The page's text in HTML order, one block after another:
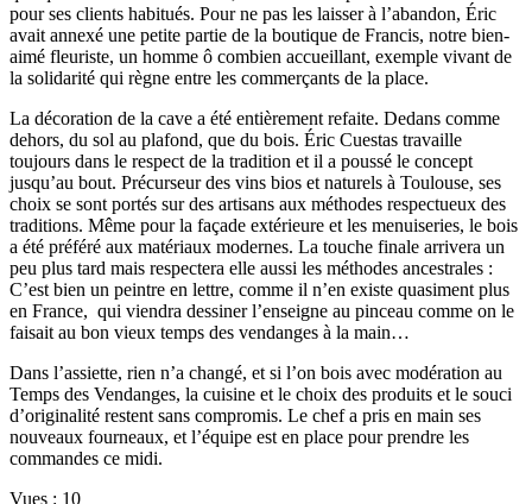
pour ses clients habitués. Pour ne pas les laisser à l’abandon, Éric
avait annexé une petite partie de la boutique de Francis, notre bien-
aimé fleuriste, un homme ô combien accueillant, exemple vivant de
la solidarité qui règne entre les commerçants de la place.
La décoration de la cave a été entièrement refaite. Dedans comme
dehors, du sol au plafond, que du bois. Éric Cuestas travaille
toujours dans le respect de la tradition et il a poussé le concept
jusqu’au bout. Précurseur des vins bios et naturels à Toulouse, ses
choix se sont portés sur des artisans aux méthodes respectueux des
traditions. Même pour la façade extérieure et les menuiseries, le bois
a été préféré aux matériaux modernes. La touche finale arrivera un
peu plus tard mais respectera elle aussi les méthodes ancestrales :
C’est bien un peintre en lettre, comme il n’en existe quasiment plus
en France, qui viendra dessiner l’enseigne au pinceau comme on le
faisait au bon vieux temps des vendanges à la main…
Dans l’assiette, rien n’a changé, et si l’on bois avec modération au
Temps des Vendanges, la cuisine et le choix des produits et le souci
d’originalité restent sans compromis. Le chef a pris en main ses
nouveaux fourneaux, et l’équipe est en place pour prendre les
commandes ce midi.
Vues : 10